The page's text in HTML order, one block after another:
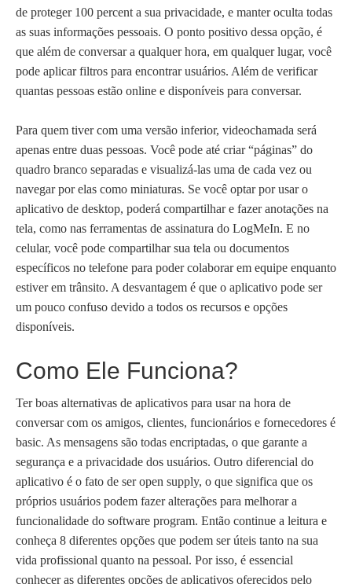
de proteger 100 percent a sua privacidade, e manter oculta todas
as suas informações pessoais. O ponto positivo dessa opção, é
que além de conversar a qualquer hora, em qualquer lugar, você
pode aplicar filtros para encontrar usuários. Além de verificar
quantas pessoas estão online e disponíveis para conversar.
Para quem tiver com uma versão inferior, videochamada será
apenas entre duas pessoas. Você pode até criar “páginas” do
quadro branco separadas e visualizá-las uma de cada vez ou
navegar por elas como miniaturas. Se você optar por usar o
aplicativo de desktop, poderá compartilhar e fazer anotações na
tela, como nas ferramentas de assinatura do LogMeIn. E no
celular, você pode compartilhar sua tela ou documentos
específicos no telefone para poder colaborar em equipe enquanto
estiver em trânsito. A desvantagem é que o aplicativo pode ser
um pouco confuso devido a todos os recursos e opções
disponíveis.
Como Ele Funciona?
Ter boas alternativas de aplicativos para usar na hora de
conversar com os amigos, clientes, funcionários e fornecedores é
basic. As mensagens são todas encriptadas, o que garante a
segurança e a privacidade dos usuários. Outro diferencial do
aplicativo é o fato de ser open supply, o que significa que os
próprios usuários podem fazer alterações para melhorar a
funcionalidade do software program. Então continue a leitura e
conheça 8 diferentes opções que podem ser úteis tanto na sua
vida profissional quanto na pessoal. Por isso, é essencial
conhecer as diferentes opções de aplicativos oferecidos pelo